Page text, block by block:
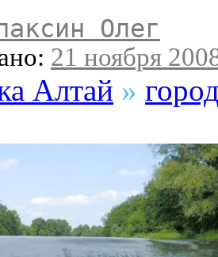
Олег
21 ноября
Алтай »